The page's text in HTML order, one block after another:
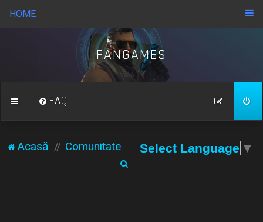
HOME
FANGAMES
FAQ
Acasă Comunitate Select Language ▼